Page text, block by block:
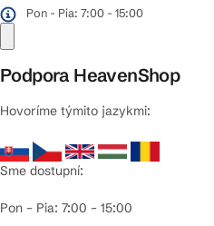
Pon - Pia: 7:00 - 15:00
Podpora HeavenShop
Hovoríme týmito jazykmi:
Sme dostupní:
Pon – Pia: 7:00 – 15:00